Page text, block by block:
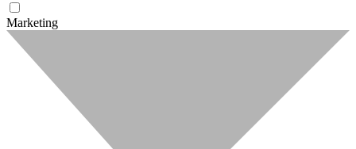
Marketing